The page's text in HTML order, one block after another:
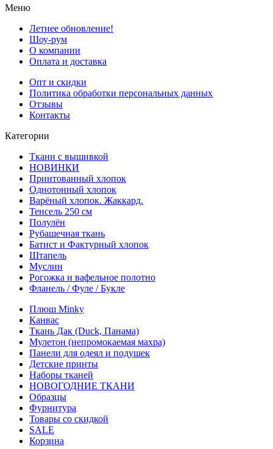
Меню
Летнее обновление!
Шоу-рум
О компании
Оплата и доставка
Опт и скидки
Политика обработки персональных данных
Отзывы
Контакты
Категории
Ткани с вышивкой
НОВИНКИ
Принтованный хлопок
Однотонный хлопок
Варёный хлопок. Жаккард.
Тенсель 250 см
Полулён
Рубашечная ткань
Батист и Фактурный хлопок
Штапель
Муслин
Рогожка и вафельное полотно
Фланель / Фуле / Букле
Плюш Minky
Канвас
Ткань Дак (Duck, Панама)
Мулетон (непромокаемая махра)
Панели для одеял и подушек
Детские принты
Наборы тканей
НОВОГОДНИЕ ТКАНИ
Образцы
Фурнитура
Товары со скидкой
SALE
Корзина